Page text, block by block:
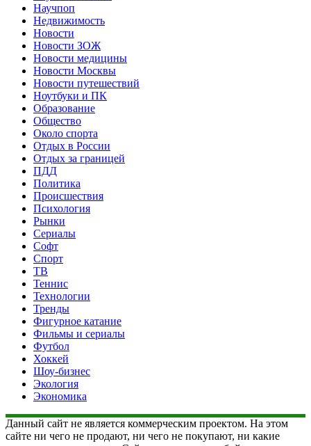
Научпоп
Недвижимость
Новости
Новости ЗОЖ
Новости медицины
Новости Москвы
Новости путешествий
Ноутбуки и ПК
Образование
Общество
Около спорта
Отдых в России
Отдых за границей
ПДД
Политика
Происшествия
Психология
Рынки
Сериалы
Софт
Спорт
ТВ
Теннис
Технологии
Тренды
Фигурное катание
Фильмы и сериалы
Футбол
Хоккей
Шоу-бизнес
Экология
Экономика
Данный сайт не является коммерческим проектом. На этом
сайте ни чего не продают, ни чего не покупают, ни какие